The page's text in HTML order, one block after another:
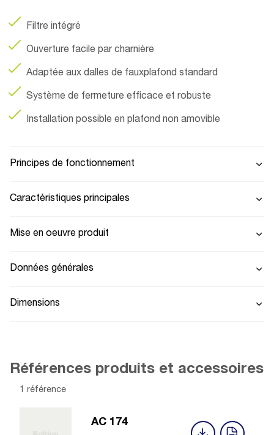
Filtre intégré
Ouverture facile par charnière
Adaptée aux dalles de fauxplafond standard
Système de fermeture efficace et robuste
Installation possible en plafond non amovible
Principes de fonctionnement
Caractéristiques principales
Mise en oeuvre produit
Données générales
Dimensions
Références produits et accessoires
1 référence
AC 174